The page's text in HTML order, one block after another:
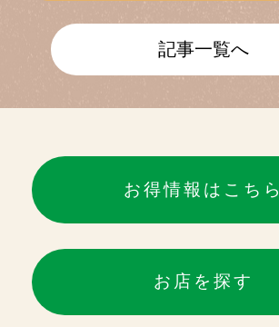
記事一覧へ
お得情報はこちら
お店を探す